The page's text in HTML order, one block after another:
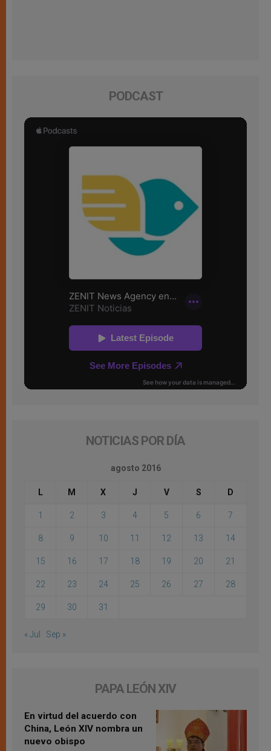
PODCAST
NOTICIAS POR DÍA
agosto 2016
L M X J V S D
1 2 3 4 5 6 7
8 9 10 11 12 13 14
15 16 17 18 19 20 21
22 23 24 25 26 27 28
29 30 31
« Jul Sep »
PAPA LEÓN XIV
En virtud del acuerdo con
China, León XIV nombra un
nuevo obispo